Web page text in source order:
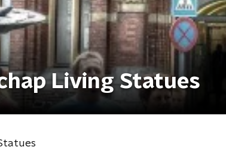
Living Statues